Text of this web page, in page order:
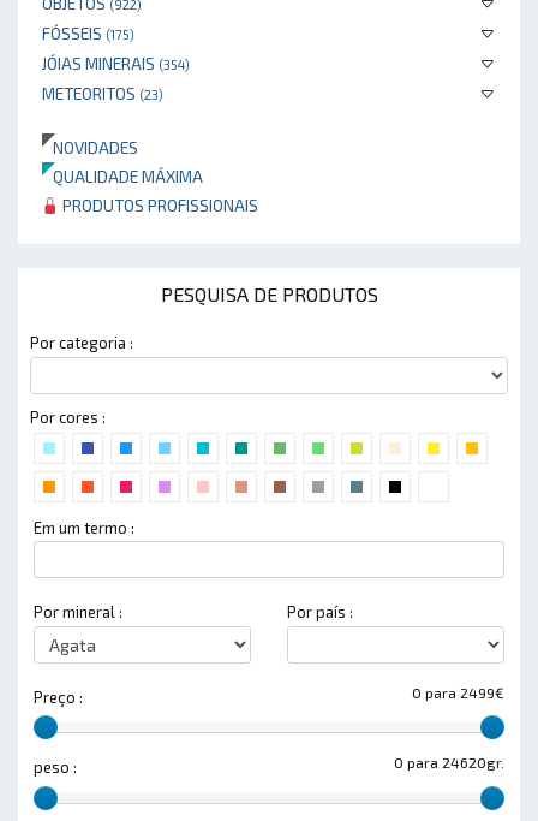
(922)
FÓSSEIS (175)
JÓIAS MINERAIS (354)
METEORITOS (23)
NOVIDADES
QUALIDADE MÁXIMA
PRODUTOS PROFISSIONAIS
PESQUISA DE PRODUTOS
Por categoria :
Por cores :
Em um termo :
Por mineral : Por país :
0 para 2499€
Preço :
0 para 24620gr.
peso :